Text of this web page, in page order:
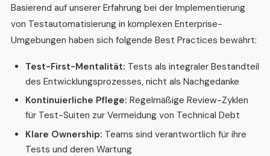
Basierend auf unserer Erfahrung bei der Implementierung
von Testautomatisierung in komplexen Enterprise-
Umgebungen haben sich folgende Best Practices bewährt:
Test-First-Mentalität: Tests als integraler Bestandteil
des Entwicklungsprozesses, nicht als Nachgedanke
Kontinuierliche Pflege: Regelmäßige Review-Zyklen
für Test-Suiten zur Vermeidung von Technical Debt
Klare Ownership: Teams sind verantwortlich für ihre
Tests und deren Wartung